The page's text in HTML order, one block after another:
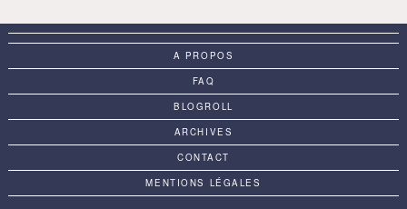
A PROPOS
FAQ
BLOGROLL
ARCHIVES
CONTACT
MENTIONS LÉGALES